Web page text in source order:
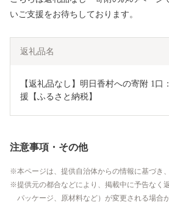
いご支援をお待ちしております。
返礼品名
【返礼品なし】明日香村への寄附 1口
援【ふるさと納税】
注意事項・その他
本ページは、提供自治体からの情報に基づき
提供元の都合などにより、掲載中に予告なく
パッケージ、原材料など）が変更される場合